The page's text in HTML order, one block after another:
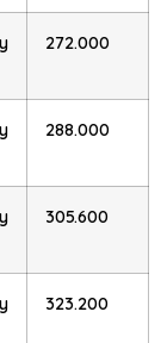
272.000
288.000
305.600
323.200